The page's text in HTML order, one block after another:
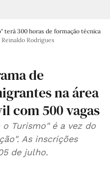
terá 300 horas de formação técnica
Reinaldo Rodrigues
de
na área
com 500 vagas
Turismo" é a vez do
As inscrições
de julho.